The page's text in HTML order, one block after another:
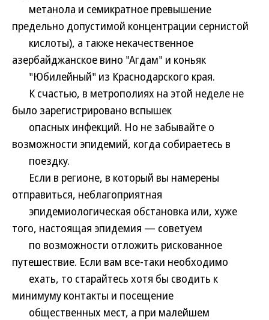
метанола и семикратное превышение
предельно допустимой концентрации сернистой
кислоты), а также некачественное
азербайджанское вино "Агдам" и коньяк
"Юбилейный" из Краснодарского края.
К счастью, в метрополиях на этой неделе не
было зарегистрировано вспышек
опасных инфекций. Но не забывайте о
возможности эпидемий, когда собираетесь в
поездку.
Если в регионе, в который вы намерены
отправиться, неблагоприятная
эпидемиологическая обстановка или, хуже
того, настоящая эпидемия — советуем
по возможности отложить рискованное
путешествие. Если вам все-таки необходимо
ехать, то старайтесь хотя бы сводить к
минимуму контакты и посещение
общественных мест, а при малейшем